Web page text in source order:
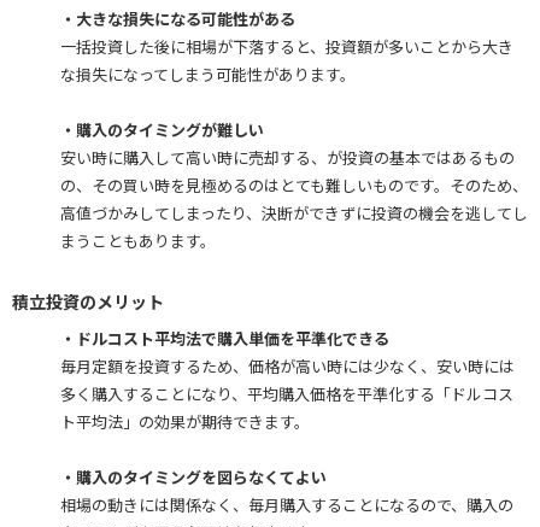
・大きな損失になる可能性がある
一括投資した後に相場が下落すると、投資額が多いことから大き
な損失になってしまう可能性があります。
・購入のタイミングが難しい
安い時に購入して高い時に売却する、が投資の基本ではあるもの
の、その買い時を見極めるのはとても難しいものです。そのため、
高値づかみしてしまったり、決断ができずに投資の機会を逃してし
まうこともあります。
積立投資のメリット
・ドルコスト平均法で購入単価を平準化できる
毎月定額を投資するため、価格が高い時には少なく、安い時には
多く購入することになり、平均購入価格を平準化する「ドルコス
ト平均法」の効果が期待できます。
・購入のタイミングを図らなくてよい
相場の動きには関係なく、毎月購入することになるので、購入の